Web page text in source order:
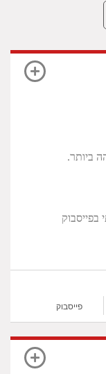
ביותר.
פייסבוק